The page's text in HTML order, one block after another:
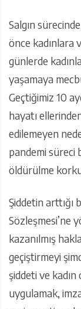
Salgın
önce kadınlara
günlerde
yaşamaya
Geçtiğimiz 10
hayatı
edilemeyen
pandemi süreci
öldürülme
Şiddetin arttığı
Sözleşmesi’ne
kazanılmış
geçiştirmeyi
şiddeti ve
uygulamak,